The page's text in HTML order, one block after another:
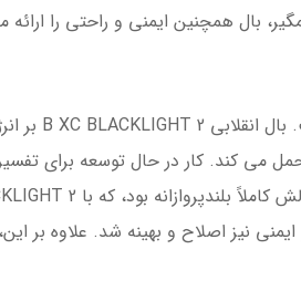
بال همچنین ایمنی و راحتی را
می کند. کار در حال توسعه برای
نیز اصلاح و بهینه شد. علاوه بر